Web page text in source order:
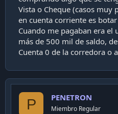
Vista o Cheque (casos muy
en cuenta corriente es
Cuando me pagaban era
más de 500 mil de saldo,
Cuenta 0 de la corredora o
P PENETRON
Miembro Regular